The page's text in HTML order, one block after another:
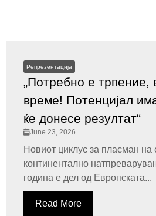
Репрезентација
„Потребно е трпение,
време! Потенцијал
ќе донесе резултат“
June 23, 2026
Новиот циклус за пласман на
континентално
година е дел од Европската...
Read More